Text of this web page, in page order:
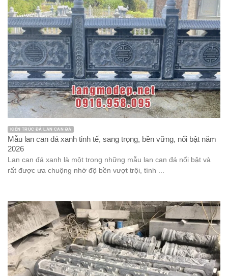
KIẾN TRÚC ĐÁ LAN CAN ĐÁ
Mẫu lan can đá xanh tinh tế, sang trọng, bền vững, nổi bật năm
2026
Lan can đá xanh là một trong những mẫu lan can đá nổi bật và
rất được ưa chuộng nhờ độ bền vượt trội, tính ...